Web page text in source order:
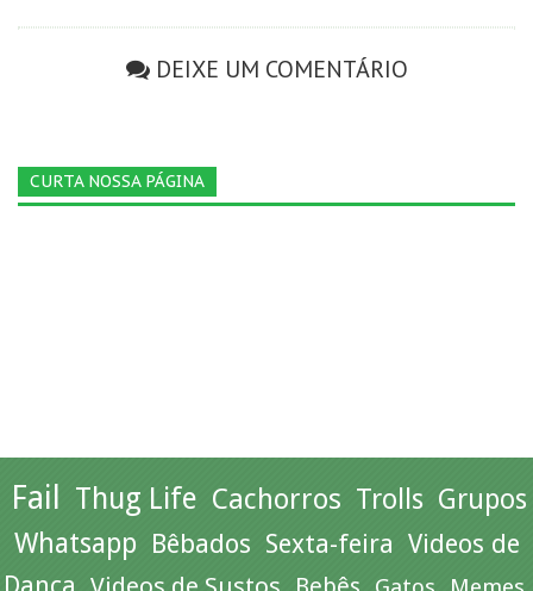
DEIXE UM COMENTÁRIO
CURTA NOSSA PÁGINA
Fail Thug Life Cachorros Trolls Grupos
Whatsapp Bêbados Sexta-feira Videos de